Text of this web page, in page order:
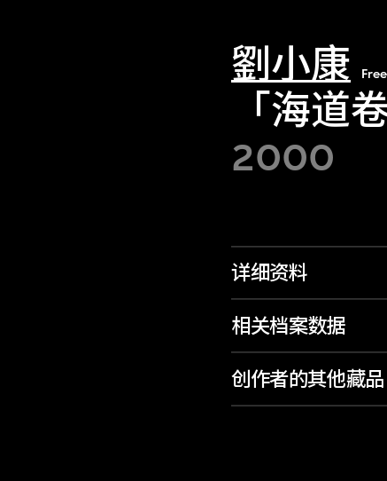
劉小康
「海道
2000
详细资料
相关档案数据
创作者的其他藏品